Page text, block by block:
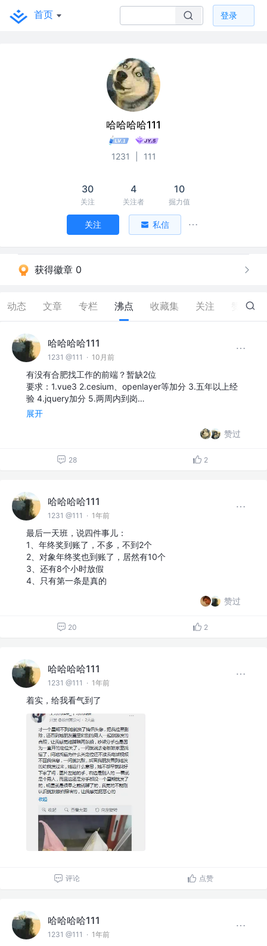
首页 登录
哈哈哈哈111
1231 111
30
关注
4
关注者
10
掘力值
关注 私信
获得徽章 0
动态 文章 专栏 沸点 收藏集 关注 22
哈哈哈哈111
1231 @111 · 10月前
有没有合肥找工作的前端？暂缺2位
要求：1.vue3 2.cesium、openlayer等加分 3.五年以上经
验 4.jquery加分 5.两周内到岗…
展开
赞过
28 2
哈哈哈哈111
1231 @111 · 1年前
最后一天班，说四件事儿：
1、年终奖到账了，不多，不到2个
2、对象年终奖也到账了，居然有10个
3、还有8个小时放假
4、只有第一条是真的
赞过
20 2
哈哈哈哈111
1231 @111 · 1年前
着实，给我看气到了
评论 点赞
哈哈哈哈111
1231 @111 · 1年前